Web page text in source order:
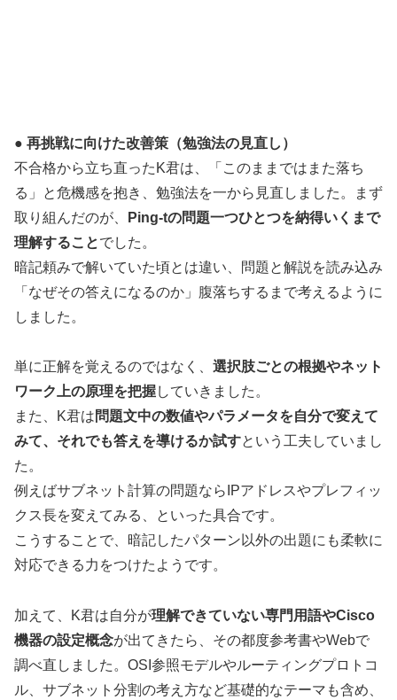
● 再挑戦に向けた改善策（勉強法の見直し）
不合格から立ち直ったK君は、「このままではまた落ち
る」と危機感を抱き、勉強法を一から見直しました。まず
取り組んだのが、
Ping-tの問題一つひとつを納得いくまで
理解することでした。
暗記頼みで解いていた頃とは違い、問題と解説を読み込み
「なぜその答えになるのか」腹落ちするまで考えるように
しました。
単に正解を覚えるのではなく、 選択肢ごとの根拠やネット
ワーク上の原理を把握していきました。
また、K君は問題文中の数値やパラメータを自分で変えて
みて、それでも答えを導けるか試すという工夫していまし
た。
例えばサブネット計算の問題ならIPアドレスやプレフィッ
クス長を変えてみる、といった具合です。
こうすることで、暗記したパターン以外の出題にも柔軟に
対応できる力をつけたようです。
加えて、K君は自分が理解できていない専門用語やCisco
機器の設定概念が出てきたら、その都度参考書やWebで
調べ直しました。OSI参照モデルやルーティングプロトコ
ル、サブネット分割の考え方など基礎的なテーマも含め、